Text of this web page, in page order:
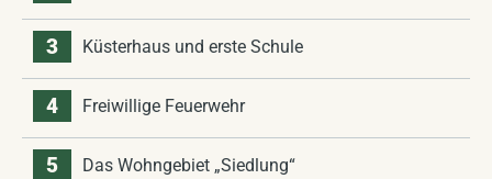
3 Küsterhaus und erste Schule
4 Freiwillige Feuerwehr
5 Das Wohngebiet „Siedlung“